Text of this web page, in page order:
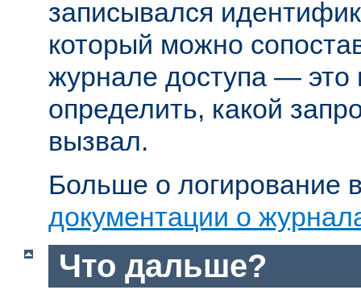
записывался
который можно
журнале доступа — это
определить, какой
вызвал.
Больше о логирование
документации о
Что дальше?